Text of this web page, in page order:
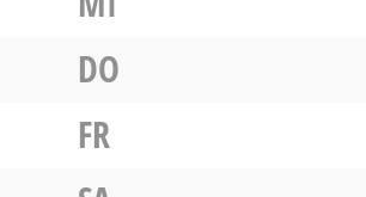
DO
FR